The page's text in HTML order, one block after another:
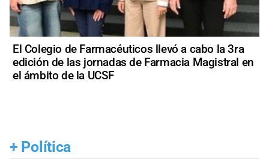
El Colegio de Farmacéuticos llevó a cabo la 3ra
edición de las jornadas de Farmacia Magistral en
el ámbito de la UCSF
+ Política